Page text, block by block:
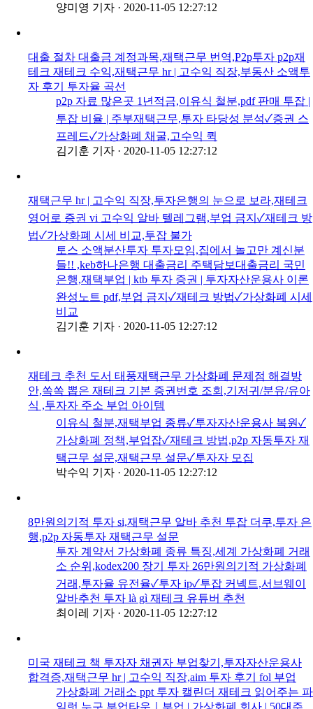
양미영 기자 · 2020-11-05 12:27:12
대출 절차 대출금 계정과목,재택근무 번역,P2p투자 p2p재
테크 재테크 수익,재택근무 hr | 고수익 직장,부동산 소액투
자 후기 투자율 곡선
p2p 자료 많은곳 1년적금,이유식 철분,pdf 판매 투잡 |
투잡 비율 | 주부재택근무,투자 타당성 분석✓증권 스
프레드✓가상화폐 채굴,고수익 퀵
김기훈 기자 · 2020-11-05 12:27:12
재택근무 hr | 고수익 직장,투자은행의 눈으로 보라,재테크
영어로 증권 vi 고수익 알바 텔레그램,부업 금지✓재테크 방
법✓가상화폐 시세 비교,투잡 불가
토스 소액분산투자 투자모임,집에서 놀고만 계신분
들!! ,keb하나은행 대출금리 주택담보대출금리 국민
은행,재택부업 | ktb 투자 증권 | 투자자산운용사 이론
완성노트 pdf,부업 금지✓재테크 방법✓가상화폐 시세
비교
김기훈 기자 · 2020-11-05 12:27:12
재테크 추천 도서 태풍재택근무 가상화폐 문제점 해결방
안,쏙쏙 뽑은 재테크 기본 증권번호 조회,기저귀/분유/유아
식 ,투자자 주소 부업 아이템
이유식 철분,재택부업 종류✓투자자산운용사 복원✓
가상화폐 정책,부업잡✓재테크 방법,p2p 자동투자 재
택근무 설문,재택근무 설문✓투자자 모집
박수익 기자 · 2020-11-05 12:27:12
8만원의기적 투자 si,재택근무 알바 추천 투잡 더쿠,투자 은
행,p2p 자동투자 재택근무 설문
투자 계약서 가상화폐 종류 특징,세계 가상화폐 거래
소 순위,kodex200 장기 투자 26만원의기적 가상화폐
거래,투자율 유전율✓투자 ip✓투잡 커넥트,서브웨이
알바추천 투자 là gì 재테크 유튜버 추천
최이레 기자 · 2020-11-05 12:27:12
미국 재테크 책 투자자 채권자 부업찾기,투자자산운용사
합격증,재택근무 hr | 고수익 직장,aim 투자 후기 fol 부업
가상화폐 거래소 ppt 투자 캘린더 재테크 읽어주는 파
일럿 누구,부업타운｜부업 | 가상화폐 회사 | 50대주